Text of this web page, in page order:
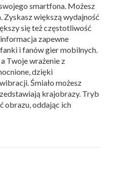
smartfona. Możesz
większą wydajność
się też częstotliwość
zapewne
i fanów gier mobilnych.
Twoje wrażenie z
dzięki
Śmiało możesz
krajobrazy. Tryb
obrazu, oddając ich